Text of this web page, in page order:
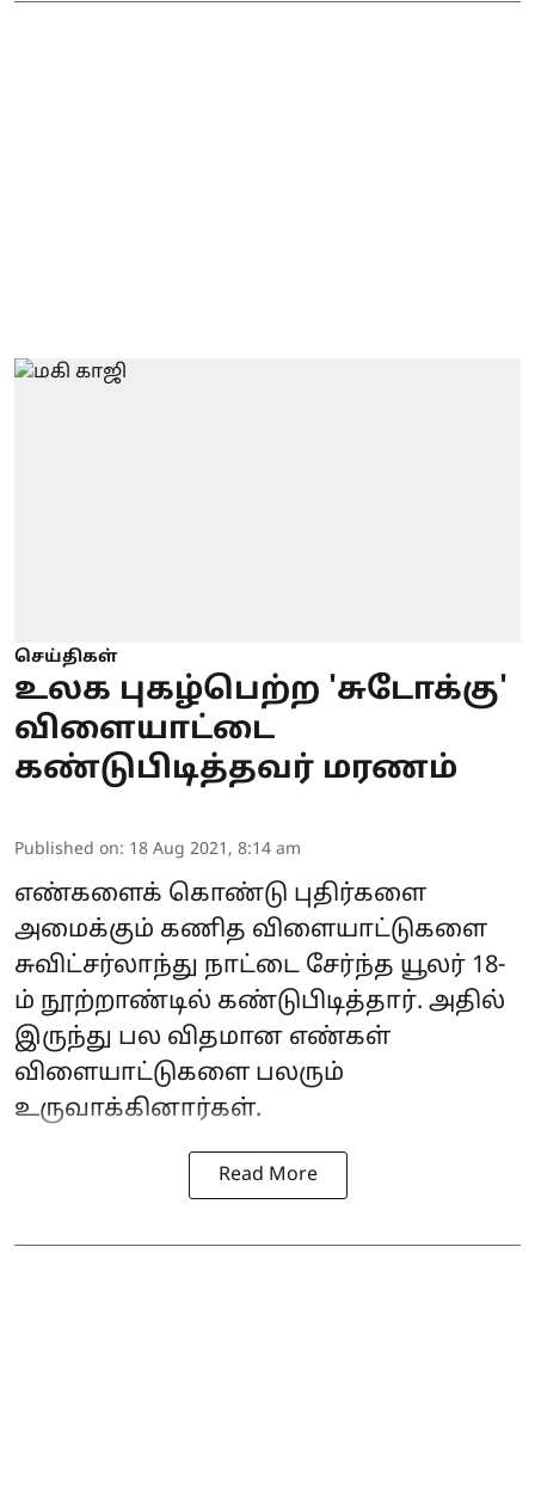
செய்திகள்
உலக புகழ்பெற்ற 'சுடோக்கு'
விளையாட்டை
கண்டுபிடித்தவர் மரணம்
Published on: 18 Aug 2021, 8:14 am
எண்களைக் கொண்டு புதிர்களை
அமைக்கும் கணித விளையாட்டுகளை
சுவிட்சர்லாந்து நாட்டை சேர்ந்த யூலர் 18-
ம் நூற்றாண்டில் கண்டுபிடித்தார். அதில்
இருந்து பல விதமான எண்கள்
விளையாட்டுகளை பலரும்
உருவாக்கினார்கள்.
Read More